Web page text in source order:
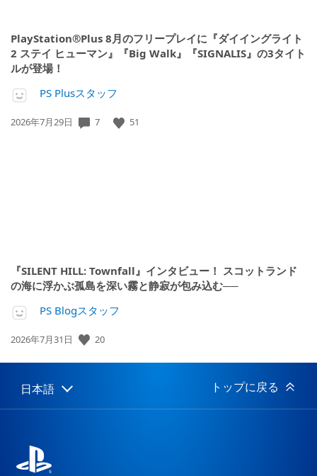
PlayStation®Plus 8月のフリープレイに『ダイイングライト
2 ステイ ヒューマン』『Big Walk』『SIGNALIS』の3タイト
ルが登場！
PS Plusスタッフ
公
2026年7月29日 7 51
『SILENT HILL: Townfall』インタビュー！ スコットランド
の海に浮かぶ孤島を深い霧と静寂が包み込む──
PS Blogスタッフ
公
日:
2026年7月31日 20
Select
a
Current
region:
日本語 トップに戻る